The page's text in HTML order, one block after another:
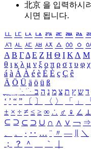
北京 을 입력하시
시면 됩니다.
ㅥ ㅦ ㅧ ㅨ ㅩ ㅪ ㅫ ㅬ
ㅺ ㅻ ㅼ ㅽ ㅾ ㅿ ㆀ ㆁ
Α Β ΓΔ Ε Ζ Η Θ Ι ΚΛ Μ
θ ι κ λ μ ν ξ ο π ρ σ τ υ φ χ
á à Á À é è É È ç Ç ê
Ä Ö Ü ä ö ü ß
ִֶֹ ֻּ ׁׂ ד ש ץ ת צ מ נ ה ב
‘ ’ “ ” 〔 〕 〈 〉 「 」 『
± × ÷ ≠ ≤ ≥ ∞ ∴ ♂ ♀ ∠ ⊥
⊆ ⊇ ⊂ ⊃ ∪ ∩ ∧ ∨ ￢ ⇒
、
。 · ‥ … ¨ 〃 ― ＼
；
？ ＾ ｀